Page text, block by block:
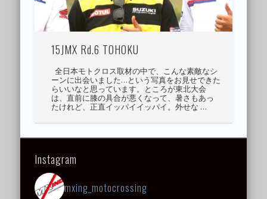
15JMX Rd.6 TOHOKU
全日本モトクロス取材の中で、こんな素敵なシ
ーンに出会いました…という写真をお見せできた
らいいなと思っています。ところが東北大会
は、直前に膝の具合が悪くなって、暑さもあっ
たけれど、正直イッパイイッパイ。外せな …
Instagram
mxing_motocrossing